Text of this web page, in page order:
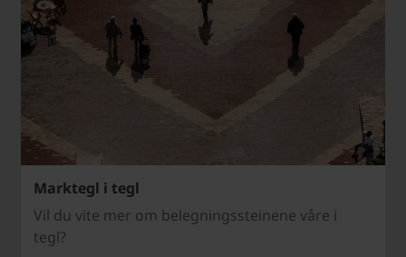
Marktegl i tegl
Vil du vite mer om belegningssteinene våre i
tegl?